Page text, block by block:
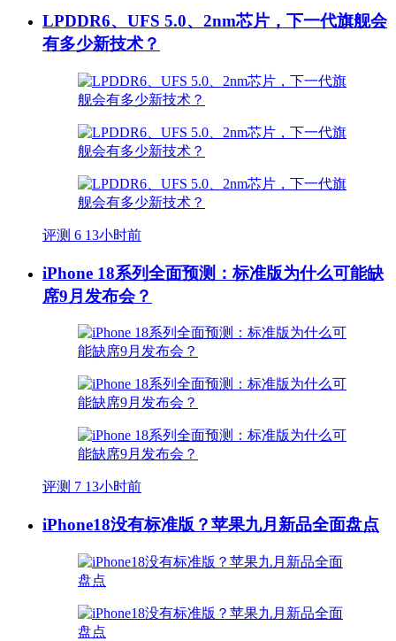
LPDDR6、UFS 5.0、2nm芯片，下一代旗舰会
有多少新技术？
评测 6 13小时前
iPhone 18系列全面预测：标准版为什么可能缺
席9月发布会？
评测 7 13小时前
iPhone18没有标准版？苹果九月新品全面盘点